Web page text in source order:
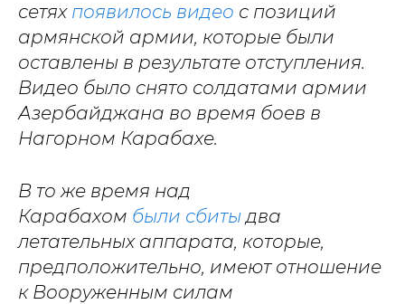
сетях появилось видео с позиций
армянской армии, которые были
оставлены в результате отступления.
Видео было снято солдатами армии
Азербайджана во время боев в
Нагорном Карабахе.
В то же время над
Карабахом были сбитыдва
летательных аппарата, которые,
предположительно, имеют отношение
к Вооруженным силам